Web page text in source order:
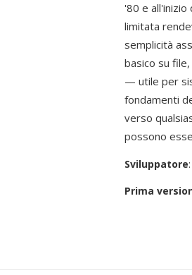
'80 e all'inizio
limitata
semplicità
basico su
— utile per
fondamenti
verso
possono
Sviluppatore:
Prima